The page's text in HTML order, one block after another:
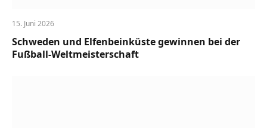
15. Juni 2026
Schweden und Elfenbeinküste gewinnen bei der
Fußball-Weltmeisterschaft